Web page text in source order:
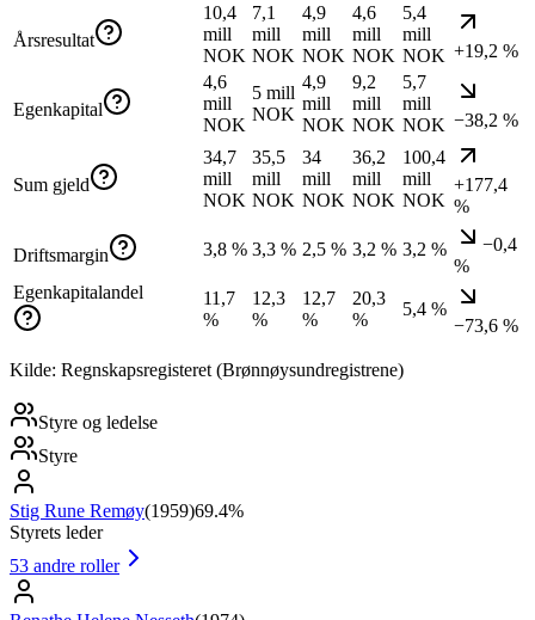
Årsresultat
10,4
mill
NOK
7,1
mill
NOK
4,9
mill
NOK
4,6
mill
NOK
5,4
mill
NOK +19,2 %
Egenkapital
4,6
mill
NOK
5 mill
NOK
4,9
mill
NOK
9,2
mill
NOK
5,7
mill
NOK −38,2 %
Sum gjeld
34,7
mill
NOK
35,5
mill
NOK
34
mill
NOK
36,2
mill
NOK
100,4
mill
NOK
+177,4
%
Driftsmargin 3,8 % 3,3 % 2,5 % 3,2 % 3,2 %
−0,4
%
Egenkapitalandel
11,7
%
12,3
%
12,7
%
20,3
%
5,4 %
−73,6 %
Kilde: Regnskapsregisteret (Brønnøysundregistrene)
Styre og ledelse
Styre
Stig Rune Remøy(1959)69.4%
Styrets leder
53 andre roller